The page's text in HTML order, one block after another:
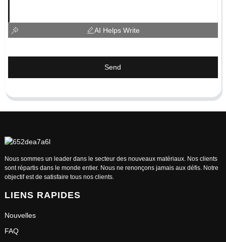
AI Helps Write
Send
Nous sommes un leader dans le secteur des nouveaux matériaux. Nos clients
sont répartis dans le monde entier. Nous ne renonçons jamais aux défis. Notre
objectif est de satisfaire tous nos clients.
LIENS RAPIDES
Nouvelles
FAQ